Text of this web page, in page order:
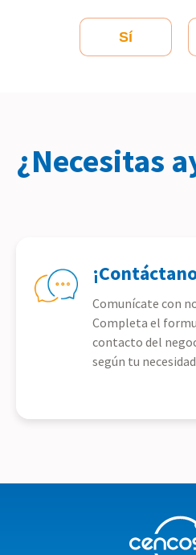
Sí
¿Necesitas
Comunícate con
Completa el
contacto del
según tu